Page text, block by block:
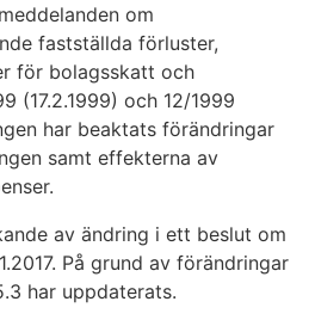
om
fastställda förluster,
för bolagsskatt och
(17.2.1999) och 12/1999
har beaktats förändringar
samt effekterna av
av ändring i ett beslut om
På grund av förändringar
har uppdaterats.